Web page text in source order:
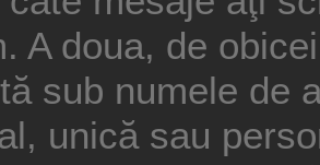
A doua, de
sub numele de
unică sau